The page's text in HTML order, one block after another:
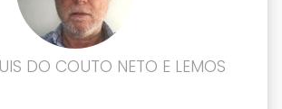
DO COUTO NETO E LEMOS